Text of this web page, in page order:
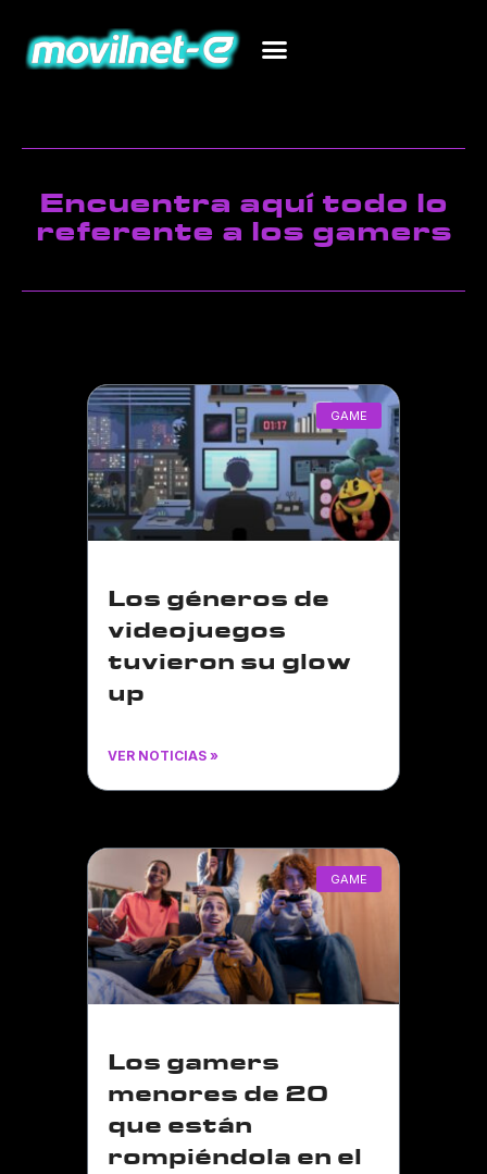
Encuentra aquí todo lo
referente a los gamers
GAME
Los géneros de
videojuegos
tuvieron su glow
up
VER NOTICIAS »
GAME
Los gamers
menores de 20
que están
rompiéndola en el